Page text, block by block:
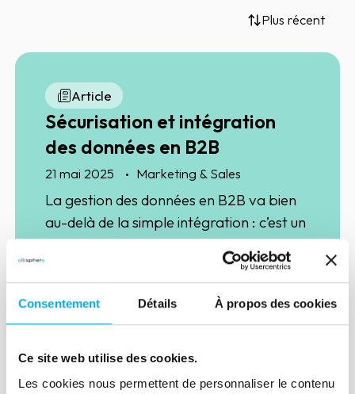
Consentement Détails À propos des cookies
Ce site web utilise des cookies.
Les cookies nous permettent de personnaliser le contenu
Plus récent
Article
Sécurisation et intégration
des données en B2B
21 mai 2025 Marketing & Sales
La gestion des données en B2B va bien
au-delà de la simple intégration : c’est un
enjeu stratégique pour garantir la
sécurisation et l’optimisation des
informations sensibles. Découvrez
comment renforcer votre gouvernance
Lire la suite